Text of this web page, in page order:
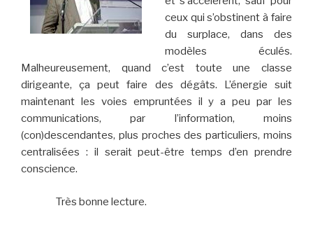
ceux qui s’obstinent à faire
du surplace, dans des
modèles éculés.
Malheureusement, quand c’est toute une classe
dirigeante, ça peut faire des dégâts. L’énergie suit
maintenant les voies empruntées il y a peu par les
communications, par l’information, moins
(con)descendantes, plus proches des particuliers, moins
centralisées : il serait peut-être temps d’en prendre
conscience.
Très bonne lecture.